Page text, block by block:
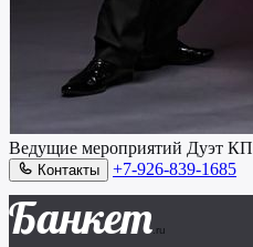
Ведущие мероприятий Дуэт КП
Контакты +7-926-839-1685
Банкет.ru